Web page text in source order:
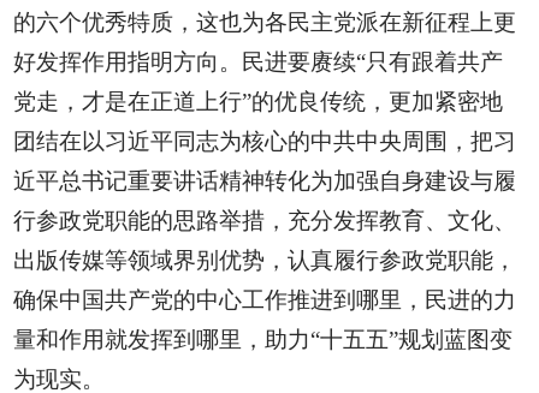
的六个优秀特质，这也为各民主党派在新征程上更
好发挥作用指明方向。民进要赓续“只有跟着共产
党走，才是在正道上行”的优良传统，更加紧密地
团结在以习近平同志为核心的中共中央周围，把习
近平总书记重要讲话精神转化为加强自身建设与履
行参政党职能的思路举措，充分发挥教育、文化、
出版传媒等领域界别优势，认真履行参政党职能，
确保中国共产党的中心工作推进到哪里，民进的力
量和作用就发挥到哪里，助力“十五五”规划蓝图变
为现实。